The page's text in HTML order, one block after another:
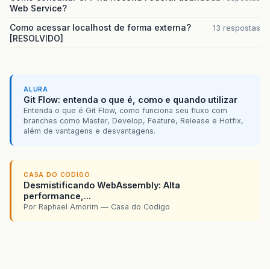
Web Service?
Como acessar localhost de forma externa?
[RESOLVIDO]
13 respostas
ALURA
Git Flow: entenda o que é, como e quando utilizar
Entenda o que é Git Flow, como funciona seu fluxo com
branches como Master, Develop, Feature, Release e Hotfix,
além de vantagens e desvantagens.
CASA DO CODIGO
Desmistificando WebAssembly: Alta
performance,...
Por Raphael Amorim — Casa do Codigo